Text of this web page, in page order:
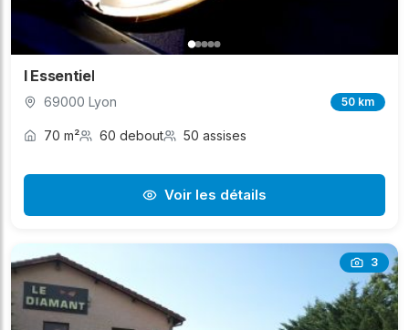
l Essentiel
69000 Lyon 50 km
70 m² 60 debout 50 assises
Voir les détails
3